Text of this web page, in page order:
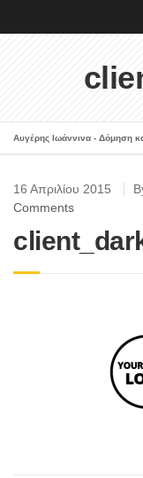
Αυγέρης Ιωάννινα - Δόμηση
16 Απριλίου 2015
Comments